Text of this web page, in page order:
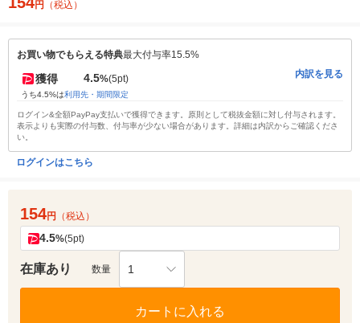
円 （税込）
お買い物でもらえる特典最大付与率15.5%
獲得 4.5%(5pt)
うち4.5%は利用先・期間限定
内訳を見る
ログイン&全額PayPay支払いで獲得できます。原則として税抜金額に対し付与されます。
表示よりも実際の付与数、付与率が少ない場合があります。詳細は内訳からご確認くださ
い。
ログインはこちら
154円 （税込）
4.5%(5pt)
在庫あり 数量 1
カートに入れる